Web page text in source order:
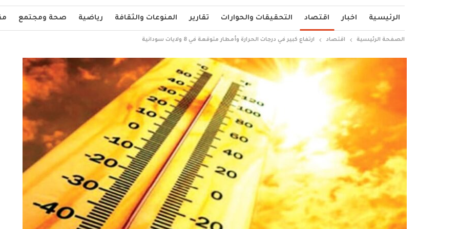
الرئيسية اخبار اقتصاد التحقيقات والحوارات تقارير المنوعات والثقافة رياضية صحة ومجتمع
الصفحة الرئيسية اقتصاد ارتفاع كبير في درجات الحرارة وأمطار متوقعة في 8 ولايات سودانية